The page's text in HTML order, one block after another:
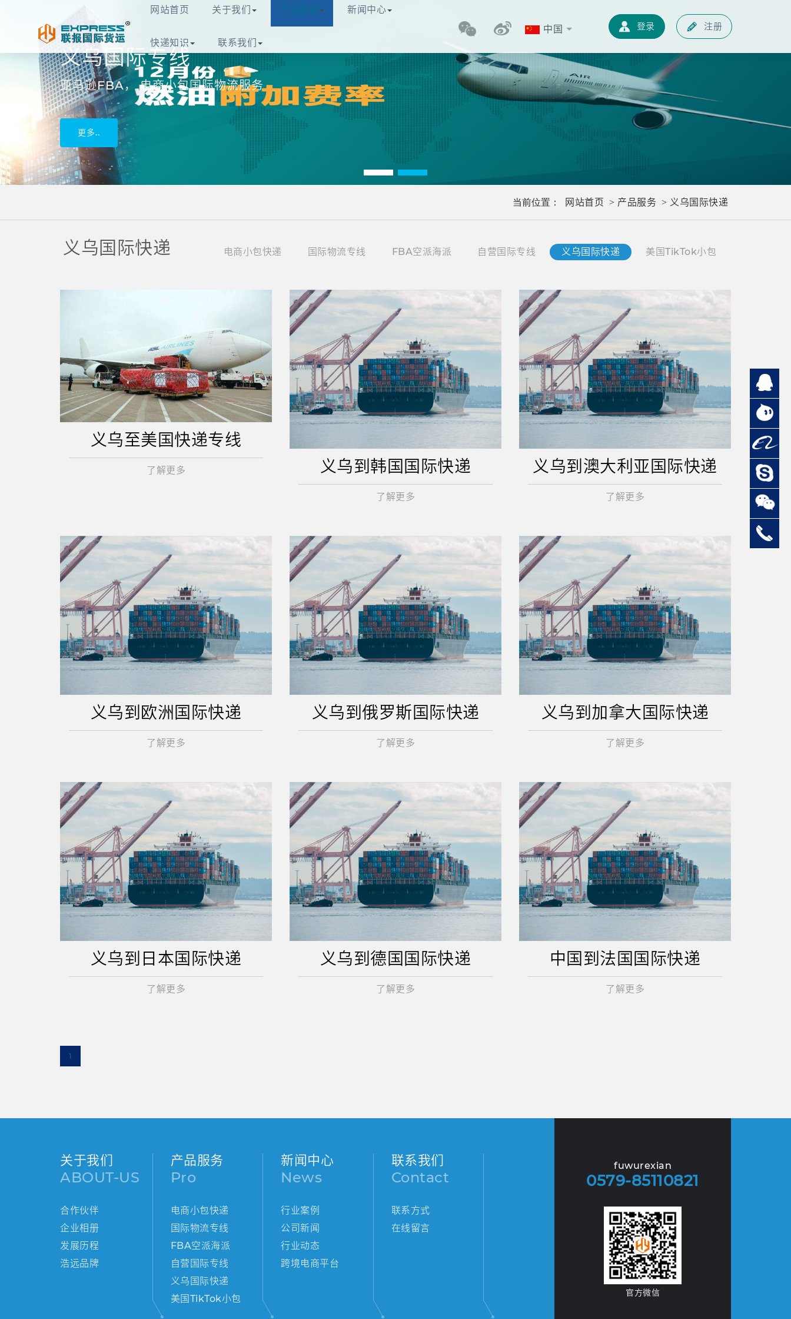
网站首页 关于我们 产品服务 新闻中心
快递知识 联系我们
中国 登录 注册
产品服务 快递知识 联系我们 中文
义乌联报国际货运代理有限公司
义乌国际专线
亚马逊FBA， 电商小包国际物流服务
更多..
当前位置： 网站首页 > 产品服务 > 义乌国际快递
电商小包快递 国际物流专线 FBA空派海派 自营国际专线 义乌国际快递 美国TikTok小包
义乌国际快递
义乌至美国快递专线
了解更多 义乌到韩国国际快递
了解更多
义乌到澳大利亚国际快递
了解更多
义乌到欧洲国际快递
了解更多
义乌到俄罗斯国际快递
了解更多
义乌到加拿大国际快递
了解更多
义乌到日本国际快递
了解更多
义乌到德国国际快递
了解更多
中国到法国国际快递
了解更多
1
关于我们
ABOUT-US
合作伙伴
企业相册
发展历程
浩远品牌
产品服务
Pro
电商小包快递
国际物流专线
FBA空派海派
自营国际专线
义乌国际快递
美国TikTok小包
新闻中心
News
行业案例
公司新闻
行业动态
跨境电商平台
联系我们
Contact
联系方式
在线留言
fuwurexian
0579-85110821
官方微信